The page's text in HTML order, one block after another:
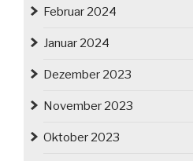
Februar 2024
Januar 2024
Dezember 2023
November 2023
Oktober 2023